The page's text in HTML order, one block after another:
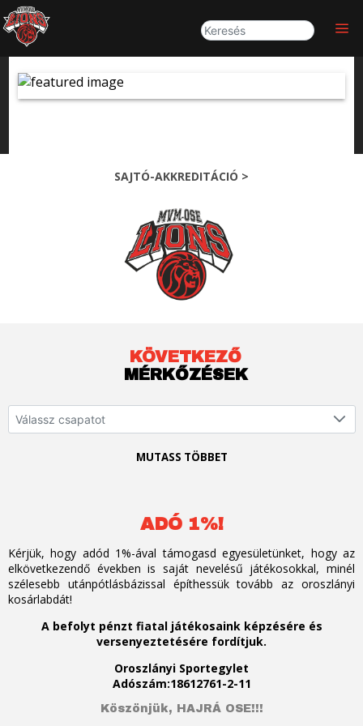
SAJTÓ-AKKREDITÁCIÓ >
KÖVETKEZŐ
MÉRKŐZÉSEK
Válassz csapatot
MUTASS TÖBBET
ADÓ 1%!
Kérjük, hogy adód 1%-ával támogasd egyesületünket, hogy az
elkövetkezendő években is saját nevelésű játékosokkal, minél
szélesebb utánpótlásbázissal építhessük tovább az oroszlányi
kosárlabdát!
A befolyt pénzt fiatal játékosaink képzésére és
versenyeztetésére fordítjuk.
Oroszlányi Sportegylet
Adószám:18612761-2-11
Köszönjük, HAJRÁ OSE!!!